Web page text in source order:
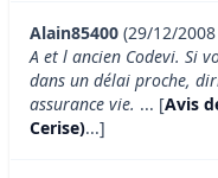
Alain85400 (29/12/
A et l ancien Codevi. Si
dans un délai proche,
assurance vie. ... [Avis
Cerise)...]